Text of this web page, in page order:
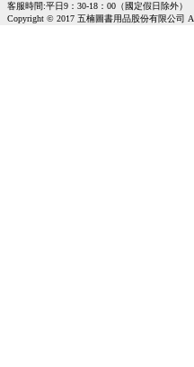
客服時間:平日9：30-18：00（國定假日除外）
Copyright © 2017 五楠圖書用品股份有限公司